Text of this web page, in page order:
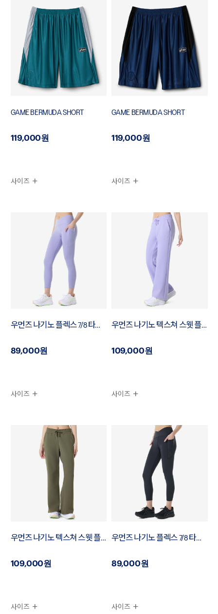
GAME BERMUDA SHORT
119,000원
사이즈
GAME BERMUDA SHORT
119,000원
사이즈
우먼즈 나기노 플렉스 7/8 타이츠
89,000원
사이즈
우먼즈 나기노 텍스쳐 스웻 플래어 팬츠
109,000원
사이즈
우먼즈 나기노 텍스쳐 스웻 플래어 팬츠
109,000원
사이즈
우먼즈 나기노 플렉스 7/8 타이츠
89,000원
사이즈